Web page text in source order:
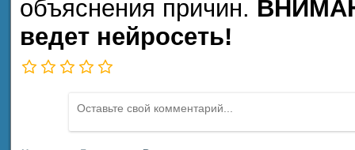
объяснения причин.
ведет нейросеть!